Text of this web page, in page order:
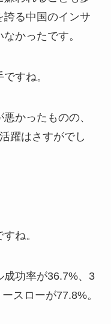
誇る中国のインサ
かったです。
すね。
かったものの、
躍はさすがでし
ね。
成功率が36.7%、3
スローが77.8%。